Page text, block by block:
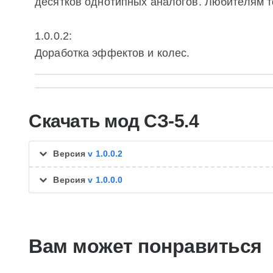
1.0.0.2:
Доработка эффектов и колес.
Скачать мод СЗ-5.4
Версияv 1.0.0.2
Версияv 1.0.0.0
Вам может понравиться